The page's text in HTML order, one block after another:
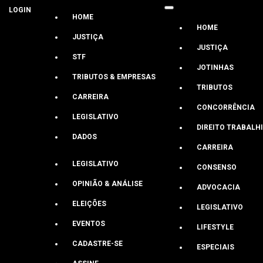
LOGIN
HOME
JUSTIÇA
STF
TRIBUTOS & EMPRESAS
CARREIRA
LEGISLATIVO
DADOS
LEGISLATIVO
OPINIÃO & ANÁLISE
ELEIÇÕES
EVENTOS
CADASTRE-SE
HOME
JUSTIÇA
JOTINHAS
TRIBUTOS
CONCORRÊNCIA
DIREITO
CARREIRA
CONSENSO
ADVOCACIA
LEGISLATIVO
LIFESTYLE
ESPECIAIS
Los Angeles
Fabio Graner
Airbnb diz que apoia esforços por
Executivo diz estar otimista com o cenário do Brasil e da